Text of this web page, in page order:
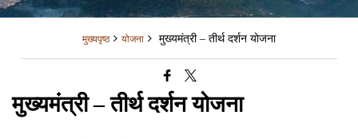
मुख्यपृष्ठ योजना मुख्यमंत्री – तीर्थ दर्शन योजना
मुख्यमंत्री – तीर्थ दर्शन योजना